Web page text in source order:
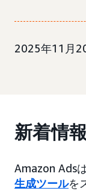
2025年11月
新着情報
Amazon Ads
生成ツールを